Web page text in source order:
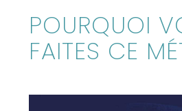
POURQUOI
FAITES CE